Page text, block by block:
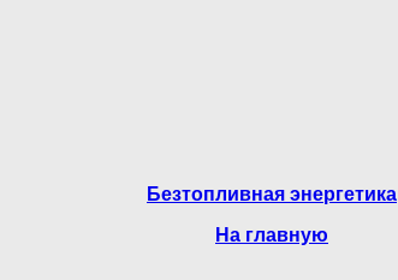
Безтопливная энергетика
На главную